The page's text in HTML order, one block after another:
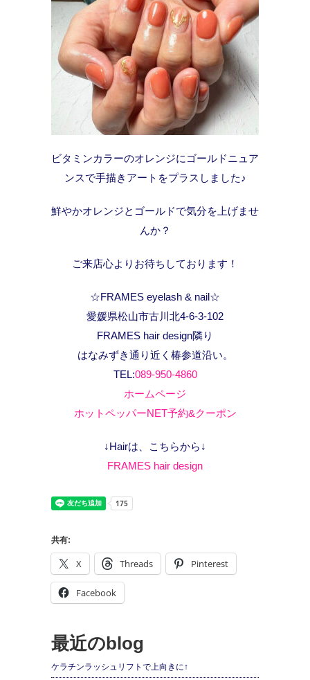
ビタミンカラーのオレンジにゴールドニュア
ンスで手描きアートをプラスしました♪
鮮やかオレンジとゴールドで気分を上げませ
んか？
ご来店心よりお待ちしております！
☆FRAMES eyelash & nail☆
愛媛県松山市古川北4-6-3-102
FRAMES hair design隣り
はなみずき通り近く椿参道沿い。
TEL:089-950-4860
ホームページ
ホットペッパーNET予約&クーポン
↓Hairは、こちらから↓
FRAMES hair design
共有:
X Threads Pinterest
Facebook
最近のblog
ケラチンラッシュリフトで上向きに↑